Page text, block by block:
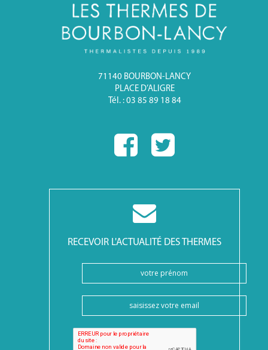
71140 BOURBON-LANCY
PLACE D’ALIGRE
Tél. : 03 85 89 18 84
RECEVOIR L'ACTUALITÉ DES THERMES